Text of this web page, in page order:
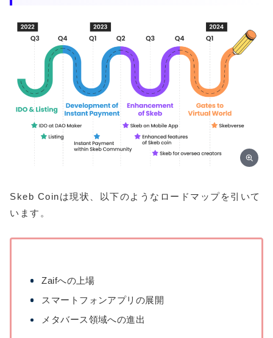
Skeb Coinは現状、以下のようなロードマップを引いて
います。
Zaifへの上場
スマートフォンアプリの展開
メタバース領域への進出